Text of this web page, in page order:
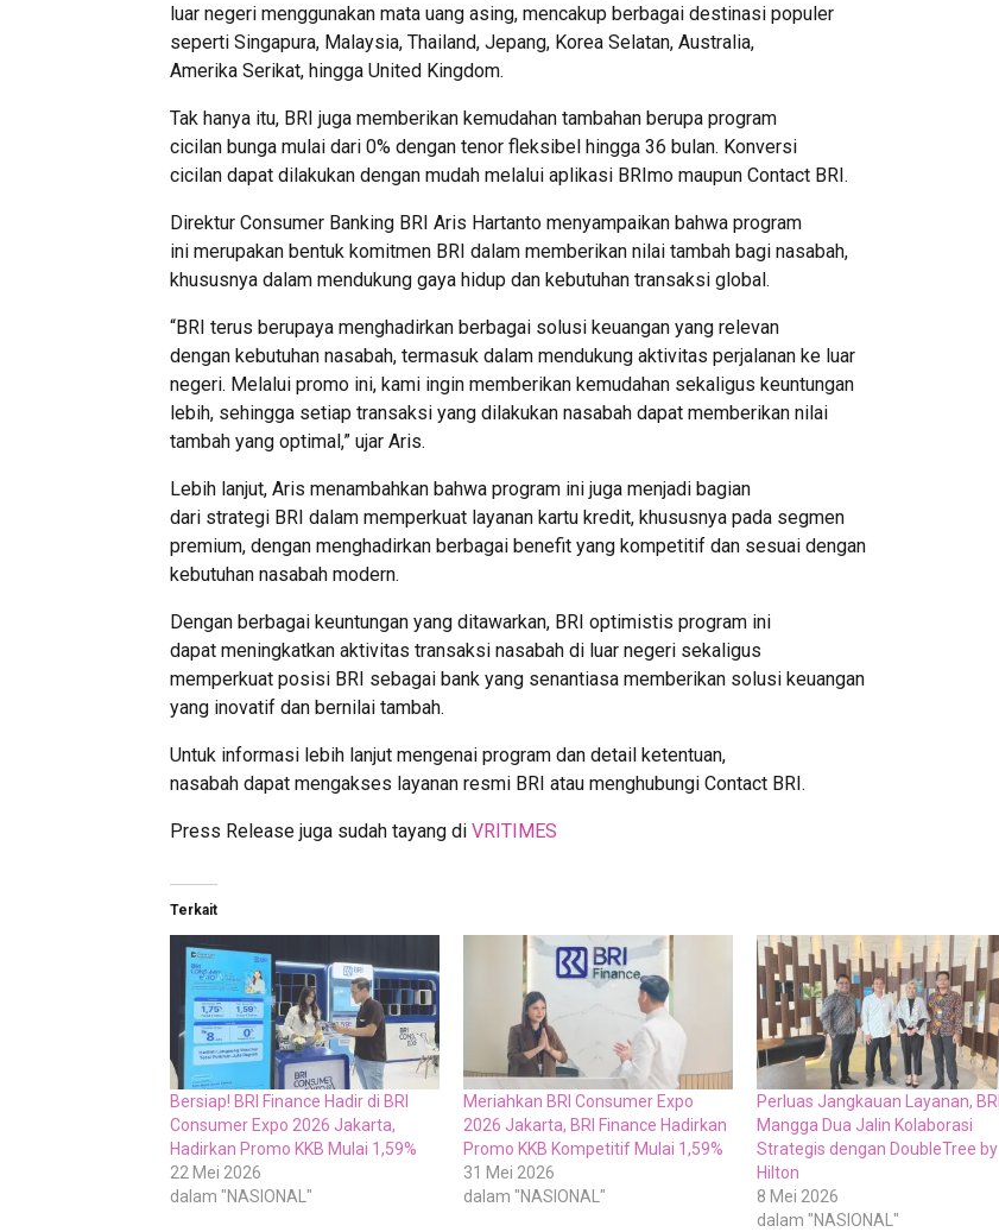
luar negeri menggunakan mata uang asing, mencakup berbagai destinasi populer
seperti Singapura, Malaysia, Thailand, Jepang, Korea Selatan, Australia,
Amerika Serikat, hingga United Kingdom.
Tak hanya itu, BRI juga memberikan kemudahan tambahan berupa program
cicilan bunga mulai dari 0% dengan tenor fleksibel hingga 36 bulan. Konversi
cicilan dapat dilakukan dengan mudah melalui aplikasi BRImo maupun Contact BRI.
Direktur Consumer Banking BRI Aris Hartanto menyampaikan bahwa program
ini merupakan bentuk komitmen BRI dalam memberikan nilai tambah bagi nasabah,
khususnya dalam mendukung gaya hidup dan kebutuhan transaksi global.
“BRI terus berupaya menghadirkan berbagai solusi keuangan yang relevan
dengan kebutuhan nasabah, termasuk dalam mendukung aktivitas perjalanan ke luar
negeri. Melalui promo ini, kami ingin memberikan kemudahan sekaligus keuntungan
lebih, sehingga setiap transaksi yang dilakukan nasabah dapat memberikan nilai
tambah yang optimal,” ujar Aris.
Lebih lanjut, Aris menambahkan bahwa program ini juga menjadi bagian
dari strategi BRI dalam memperkuat layanan kartu kredit, khususnya pada segmen
premium, dengan menghadirkan berbagai benefit yang kompetitif dan sesuai dengan
kebutuhan nasabah modern.
Dengan berbagai keuntungan yang ditawarkan, BRI optimistis program ini
dapat meningkatkan aktivitas transaksi nasabah di luar negeri sekaligus
memperkuat posisi BRI sebagai bank yang senantiasa memberikan solusi keuangan
yang inovatif dan bernilai tambah.
Untuk informasi lebih lanjut mengenai program dan detail ketentuan,
nasabah dapat mengakses layanan resmi BRI atau menghubungi Contact BRI.
Press Release juga sudah tayang di VRITIMES
Terkait
Bersiap! BRI Finance Hadir di BRI
Consumer Expo 2026 Jakarta,
Hadirkan Promo KKB Mulai 1,59%
22 Mei 2026
dalam "NASIONAL"
Meriahkan BRI Consumer Expo
2026 Jakarta, BRI Finance Hadirkan
Promo KKB Kompetitif Mulai 1,59%
31 Mei 2026
dalam "NASIONAL"
Perluas Jangkauan Layanan, BRI
Mangga Dua Jalin Kolaborasi
Strategis dengan DoubleTree by
Hilton
8 Mei 2026
dalam "NASIONAL"